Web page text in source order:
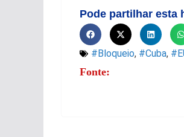
Pode partilhar esta
#Bloqueio, #Cuba,
Fonte: